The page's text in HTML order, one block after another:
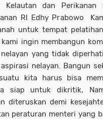
Kelautan dan
RI Edhy Prabowo
untuk tempat
ingin membangun
yang tidak
nelayan. Bangun
kita harus bisa
siap untuk dikritik,
diteruskan demi
peraturan menteri yang